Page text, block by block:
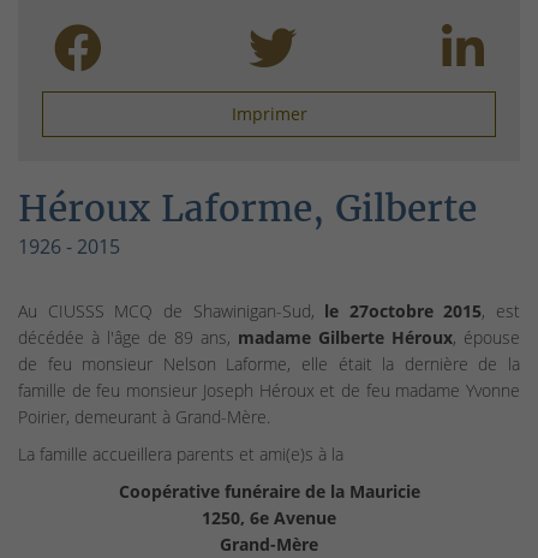
Imprimer
Héroux Laforme, Gilberte
1926 - 2015
Au CIUSSS MCQ de Shawinigan-Sud, le 27octobre 2015, est
décédée à l'âge de 89 ans, madame Gilberte Héroux, épouse
de feu monsieur Nelson Laforme, elle était la dernière de la
famille de feu monsieur Joseph Héroux et de feu madame Yvonne
Poirier, demeurant à Grand-Mère.
La famille accueillera parents et ami(e)s à la
Coopérative funéraire de la Mauricie
1250, 6e Avenue
Grand-Mère